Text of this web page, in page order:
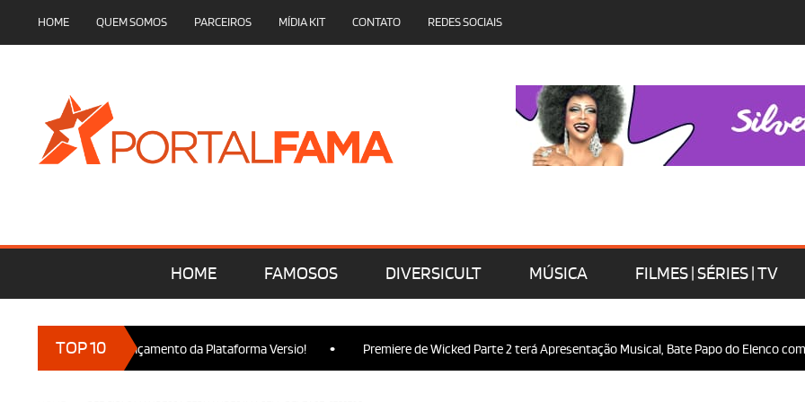
HOME QUEM SOMOS PARCEIROS MÍDIA KIT CONTATO REDES SOCIAIS
HOME FAMOSOS DIVERSICULT MÚSICA FILMES | SÉRIES | TV
TOP 10
presença no Lançamento da Plataforma Versio! • Premiere de Wicked Parte 2 terá Apresentação Musical, Bate Papo do Elenco com o